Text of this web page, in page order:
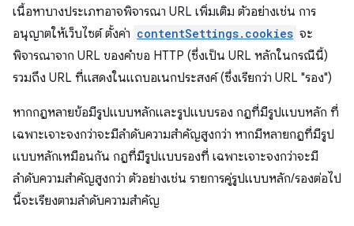
เนื้อหาบางประเภทอาจพิจารณา URL เพิ่มเติม ตัวอย่างเช่น การ
อนุญาตให้เว็บไซต์ ตั้งค่า contentSettings.cookies จะ
พิจารณาจาก URL ของคำขอ HTTP (ซึ่งเป็น URL หลักในกรณีนี้)
รวมถึง URL ที่แสดงในแถบอเนกประสงค์ (ซึ่งเรียกว่า URL "รอง")
หากกฎหลายข้อมีรูปแบบหลักและรูปแบบรอง กฎที่มีรูปแบบหลัก ที่
เฉพาะเจาะจงกว่าจะมีลำดับความสำคัญสูงกว่า หากมีหลายกฎที่มีรูป
แบบหลักเหมือนกัน กฎที่มีรูปแบบรองที่ เฉพาะเจาะจงกว่าจะมี
ลำดับความสำคัญสูงกว่า ตัวอย่างเช่น รายการคู่รูปแบบหลัก/รองต่อไป
นี้จะเรียงตามลำดับความสำคัญ